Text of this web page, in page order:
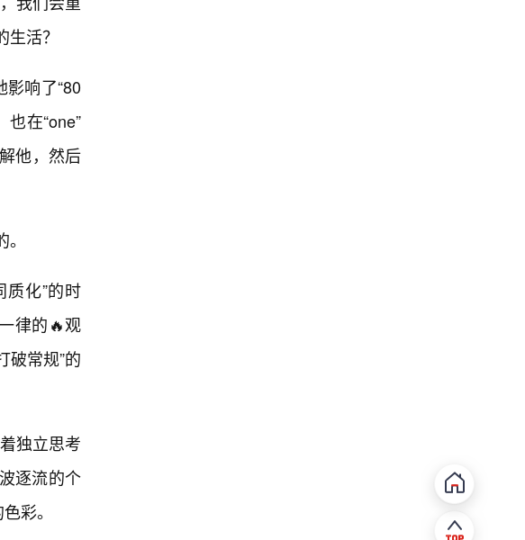
活？
响了“80
也在“one”
他，然后
质化”的时
律的🔥观
破常规”的
独立思考
逐流的个
彩。